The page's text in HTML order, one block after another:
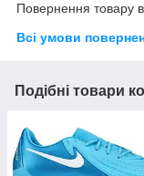
Повернення товару
Всі умови
Подібні товари